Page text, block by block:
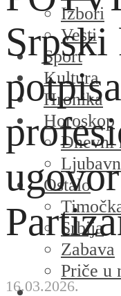
Izbori
Vesti
Sport
Kultura
Hronika
Horoskop
Dnevni
Ostalo
Srbija
Zabava
Priče u
Srpski
16.03.2026.